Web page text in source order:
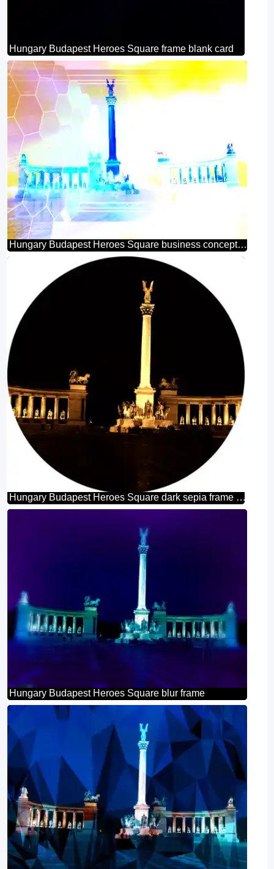
Hungary Budapest Heroes Square frame blank card
Hungary Budapest Heroes Square business concept template tech
Hungary Budapest Heroes Square dark sepia frame circle
Hungary Budapest Heroes Square blur frame